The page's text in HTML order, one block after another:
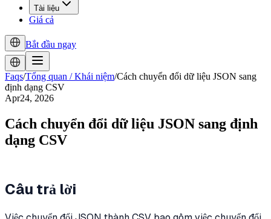
Tài liệu
Giá cả
Bắt đầu ngay
Faqs/Tổng quan / Khái niệm/Cách chuyển đổi dữ liệu JSON sang
định dạng CSV
Apr24, 2026
Cách chuyển đổi dữ liệu JSON sang định
dạng CSV
Câu trả lời